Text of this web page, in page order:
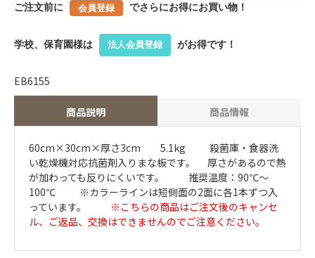
ご注文前に 会員登録 でさらにお得にお買い物！
学校、保育園様は 法人会員登録 がお得です！
商品説明 商品情報
60cm×30cm×厚さ3cm 5.1kg 殺菌庫・食器洗
い乾燥機対応抗菌剤入りまな板です。 厚さがあるので熱
が加わっても反りにくいです。 推奨温度：90℃～
100℃ ※カラーラインは短側面の2面に各1本ずつ入
っています。 ※こちらの商品はご注文後のキャンセ
ル、ご返品、交換はできませんのでご注意ください。
EB6155